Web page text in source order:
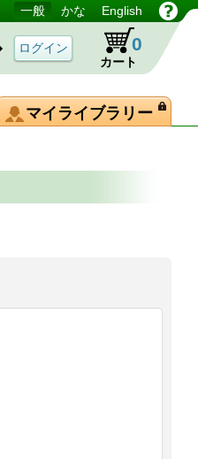
一般 かな English
カート
0
マイライブラリー